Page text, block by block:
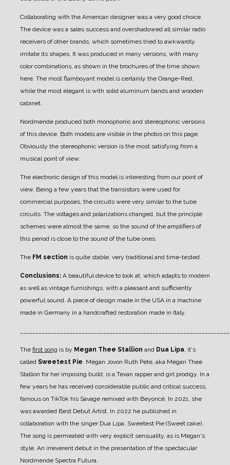
Collaborating with the American designer was a very good choice.
The device was a sales success and overshadowed all similar radio
receivers of other brands, which sometimes tried to awkwardly
imitate its shapes. It was produced in many versions, with many
color combinations, as shown in the brochures of the time shown
here. The most flamboyant model is certainly the Orange-Red,
while the most elegant is with solid aluminum bands and wooden
cabinet.
Nordmende produced both monophonic and stereophonic versions
of this device. Both models are visible in the photos on this page.
Obviously the stereophonic version is the most satisfying from a
musical point of view.
The electronic design of this model is interesting from our point of
view. Being a few years that the transistors were used for
commercial purposes, the circuits were very similar to the tube
circuits. The voltages and polarizations changed, but the principle
schemes were almost the same, so the sound of the amplifiers of
this period is close to the sound of the tube ones.
The FM section is quite stable, very traditional and time-tested.
Conclusions: A beautiful device to look at, which adapts to modern
as well as vintage furnishings, with a pleasant and sufficiently
powerful sound. A piece of design made in the USA in a machine
made in Germany in a handcrafted restoration made in Italy.
The first song is by Megan Thee Stallion and Dua Lipa, it's
called Sweetest Pie. Megan Jovon Ruth Pete, aka Megan Thee
Stallion for her imposing build, is a Texan rapper and girl prodigy. In a
few years he has received considerable public and critical success,
famous on TikTok his Savage remixed with Beyoncé. In 2021, she
was awarded Best Debut Artist. In 2022 he published in
collaboration with the singer Dua Lipa, Sweetest Pie (Sweet cake).
The song is permeated with very explicit sensuality, as is Megan's
style. An irreverent debut in the presentation of the spectacular
Nordmende Spectra Futura.